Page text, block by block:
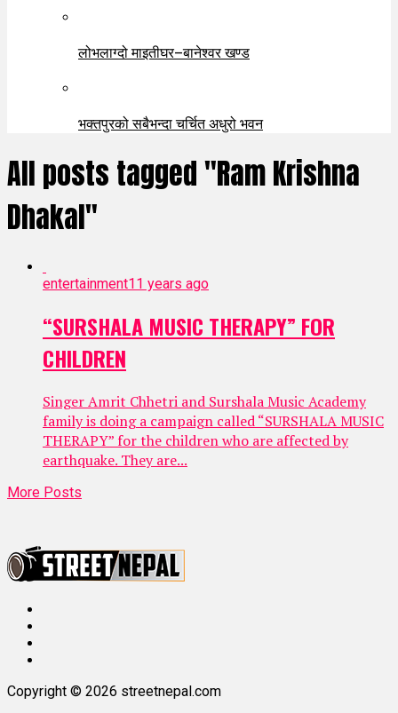
लोभलाग्दो माइतीघर–बानेश्वर खण्ड
भक्तपुरको सबैभन्दा चर्चित अधुरो भवन
All posts tagged "Ram Krishna
Dhakal"
entertainment11 years ago
“SURSHALA MUSIC THERAPY” FOR
CHILDREN
Singer Amrit Chhetri and Surshala Music Academy
family is doing a campaign called “SURSHALA MUSIC
THERAPY” for the children who are affected by
earthquake. They are...
More Posts
Copyright © 2026 streetnepal.com